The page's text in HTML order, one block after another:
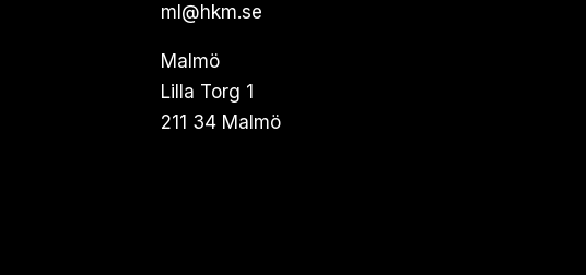
ml@hkm.se
Malmö
Lilla Torg 1
211 34 Malmö